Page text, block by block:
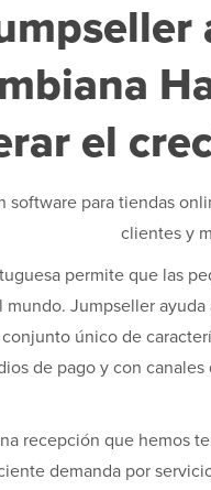
el
software para tiendas
clientes y
permite que las
Jumpseller
único de
de pago y con
recepción que hemos
demanda por